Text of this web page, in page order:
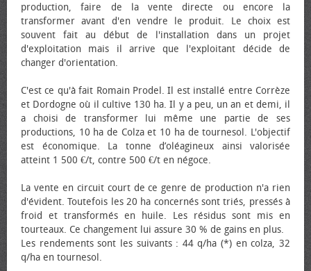
production, faire de la vente directe ou encore la
transformer avant d'en vendre le produit. Le choix est
souvent fait au début de l'installation dans un projet
d'exploitation mais il arrive que l'exploitant décide de
changer d'orientation.
C'est ce qu'à fait Romain Prodel. Il est installé entre Corrèze
et Dordogne où il cultive 130 ha. Il y a peu, un an et demi, il
a choisi de transformer lui même une partie de ses
productions, 10 ha de Colza et 10 ha de tournesol. L'objectif
est économique. La tonne d’oléagineux ainsi valorisée
atteint 1 500 €/t, contre 500 €/t en négoce.
La vente en circuit court de ce genre de production n'a rien
d'évident. Toutefois les 20 ha concernés sont triés, pressés à
froid et transformés en huile. Les résidus sont mis en
tourteaux. Ce changement lui assure 30 % de gains en plus.
Les rendements sont les suivants : 44 q/ha (*) en colza, 32
q/ha en tournesol.